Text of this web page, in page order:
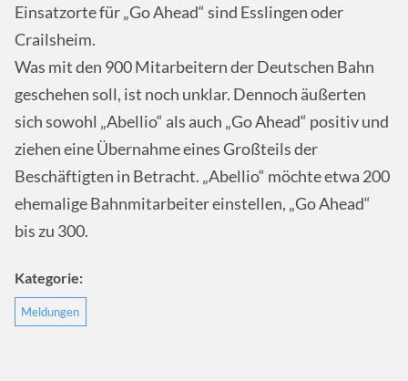
Einsatzorte für „Go Ahead“ sind Esslingen oder
Crailsheim.
Was mit den 900 Mitarbeitern der Deutschen Bahn
geschehen soll, ist noch unklar. Dennoch äußerten
sich sowohl „Abellio“ als auch „Go Ahead“ positiv und
ziehen eine Übernahme eines Großteils der
Beschäftigten in Betracht. „Abellio“ möchte etwa 200
ehemalige Bahnmitarbeiter einstellen, „Go Ahead“
bis zu 300.
Kategorie:
Meldungen